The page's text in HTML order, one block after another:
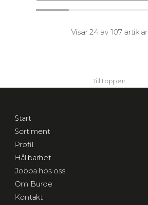
Visar 24 av 107 artiklar
Till toppen
Start
Sortiment
Profil
Hållbarhet
Jobba hos oss
Om Burde
Kontakt